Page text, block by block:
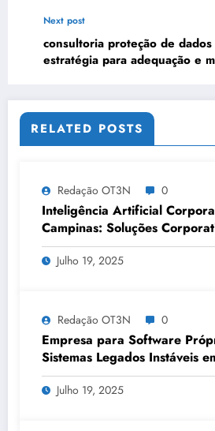
Next post
consultoria proteção de
estratégia para adequação e
RELATED POSTS
Redação OT3N 0
Inteligência Artificial
Campinas: Soluções
OT3N Brasil – Guia 3083
Julho 19, 2025
Redação OT3N 0
Empresa para Software
Sistemas Legados Instáveis
Horizonte | OT3N Brasil –
Julho 19, 2025